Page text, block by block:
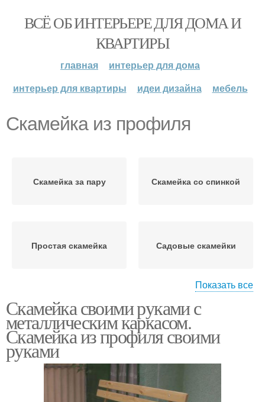
ВСЁ ОБ ИНТЕРЬЕРЕ ДЛЯ ДОМА И
КВАРТИРЫ
главная
интерьер для дома
интерьер для квартиры
идеи дизайна мебель
Скамейка из профиля
Скамейка за пару Скамейка со спинкой
Простая скамейка Садовые скамейки
Скамейки из металла Дачные скамейки
Скамейка для дачи
Металлические
Показать все
Скамейка своими руками с
металлическим каркасом.
Скамейка из профиля своими
руками